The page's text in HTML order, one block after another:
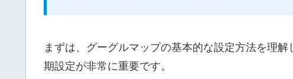
まずは、グーグルマップの基本的な設定方法を理
期設定が非常に重要です。